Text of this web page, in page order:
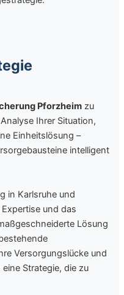
Pforzheim zu
Ihrer Situation,
Einheitslösung –
intelligent
in Karlsruhe und
und das
Lösung
Versorgungslücke und
Strategie, die zu